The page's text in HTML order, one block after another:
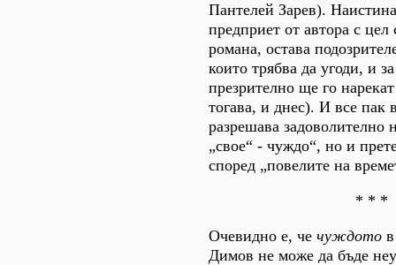
Пантелей Зарев).
предприет от автора с цел
романа, остава
които трябва да угоди, и
презрително ще го
тогава, и днес). И все пак
разрешава задоволително
„свое“ - чуждо“, но и
според „повелите на
* * *
Очевидно е, че чуждото
Димов не може да бъде